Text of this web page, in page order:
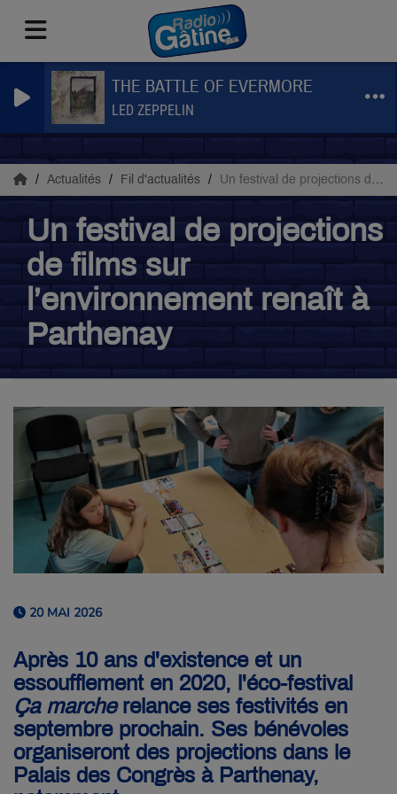
THE BATTLE OF EVERMORE
LED ZEPPELIN
Actualités Fil d'actualités Un festival de projections de films sur l’environnement renaît à Parthenay
Un festival de projections
de films sur
l’environnement renaît à
Parthenay
20 MAI 2026
Après 10 ans d'existence et un
essoufflement en 2020, l'éco-festival
Ça marcherelance ses festivités en
septembre prochain. Ses bénévoles
organiseront des projections dans le
Palais des Congrès à Parthenay,